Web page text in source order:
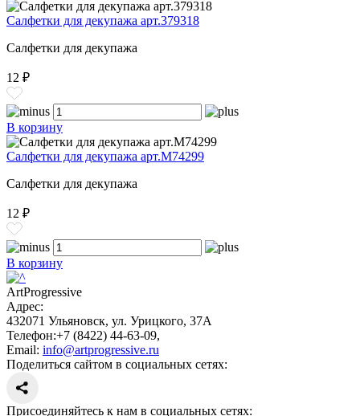
Салфетки для декупажа арт.379318
Салфетки для декупажа
12 ₽
В корзину
Салфетки для декупажа арт.M74299
Салфетки для декупажа
12 ₽
В корзину
ArtProgressive
Адрес:
432071 Ульяновск, ул. Урицкого, 37А
Телефон:+7 (8422) 44-63-09,
Email: info@artprogressive.ru
Поделиться сайтом в социальных сетях:
Присоединяйтесь к нам в социальных сетях: